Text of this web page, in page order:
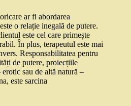
ar fi abordarea
o relație inegală de putere.
este cel care primește
În plus, terapeutul este mai
Responsabilitatea pentru
de putere, proiecțiile
sau de altă natură –
este sarcina